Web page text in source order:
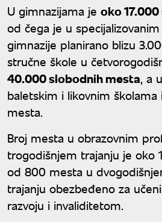
U gimnazijama je oko
od čega je u
gimnazije planirano blizu
stručne škole u
40.000 slobodnih mesta, a
baletskim i likovnim školama
mesta.
Broj mesta u obrazovnim
trogodišnjem trajanju je oko
od 800 mesta u
trajanju obezbeđeno za
razvoju i invaliditetom.